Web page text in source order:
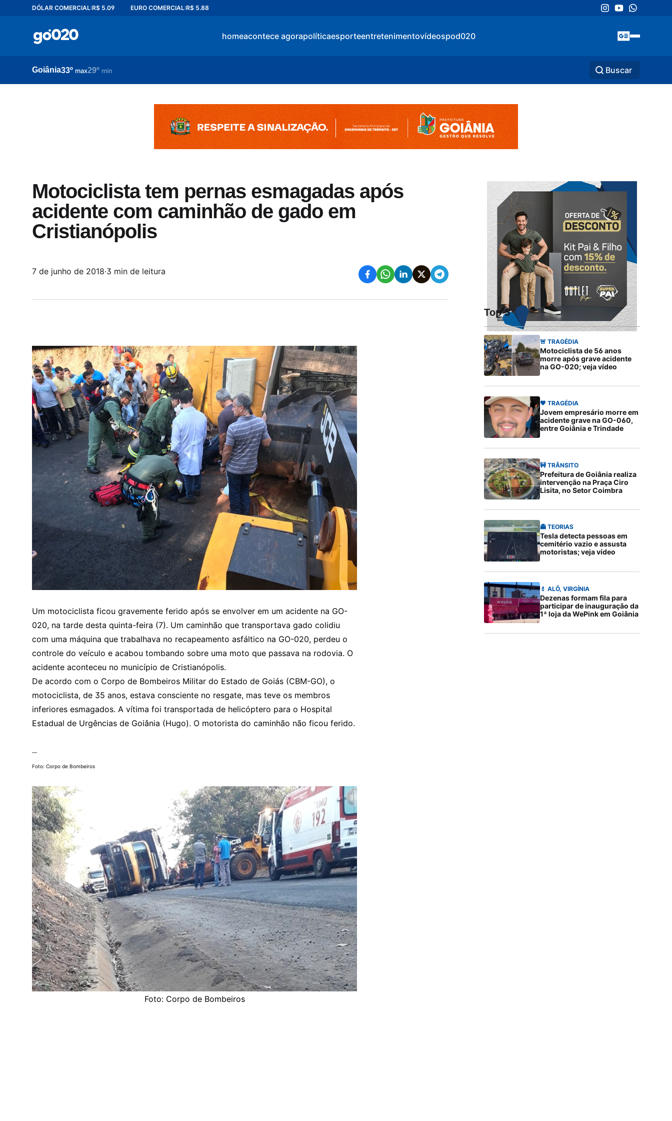
DÓLAR COMERCIAL:R$ 5.09 EURO COMERCIAL:R$ 5.88
homeacontece agorapolíticaesporteentretenimentovídeospod020
Goiânia33º max29º min Buscar
Motociclista tem pernas esmagadas após
acidente com caminhão de gado em
Cristianópolis
7 de junho de 2018·3 min de leitura
Um motociclista ficou gravemente ferido após se envolver em um acidente na GO-
020, na tarde desta quinta-feira (7). Um caminhão que transportava gado colidiu
com uma máquina que trabalhava no recapeamento asfáltico na GO-020, perdeu o
controle do veículo e acabou tombando sobre uma moto que passava na rodovia. O
acidente aconteceu no município de Cristianópolis.
De acordo com o Corpo de Bombeiros Militar do Estado de Goiás (CBM-GO), o
motociclista, de 35 anos, estava consciente no resgate, mas teve os membros
inferiores esmagados. A vítima foi transportada de helicóptero para o Hospital
Estadual de Urgências de Goiânia (Hugo). O motorista do caminhão não ficou ferido.
—
Foto: Corpo de Bombeiros
Foto: Corpo de Bombeiros
Top 5
🚨 TRAGÉDIA
Motociclista de 56 anos
morre após grave acidente
na GO-020; veja vídeo
🖤 TRAGÉDIA
Jovem empresário morre em
acidente grave na GO-060,
entre Goiânia e Trindade
🚧 TRÂNSITO
Prefeitura de Goiânia realiza
intervenção na Praça Ciro
Lisita, no Setor Coimbra
👻 TEORIAS
Tesla detecta pessoas em
cemitério vazio e assusta
motoristas; veja vídeo
💄 ALÔ, VIRGÍNIA
Dezenas formam fila para
participar de inauguração da
1ª loja da WePink em Goiânia
acontece agora
esporte